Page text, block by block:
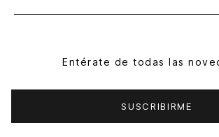
Entérate de todas las
SUSCRIBIRME